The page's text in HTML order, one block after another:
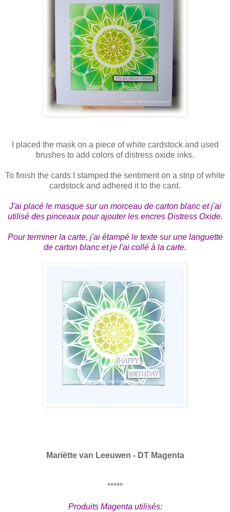
I placed the mask on a piece of white cardstock and used
brushes to add colors of distress oxide inks.
To finish the cards I stamped the sentiment on a strip of white
cardstock and adhered it to the card.
J'ai placé le masque sur un morceau de carton blanc et j'ai
utilisé des pinceaux pour ajouter les encres Distress Oxide.
Pour terminer la carte, j'ai étampé le texte sur une languette
de carton blanc et je l'ai collé à la carte.
Mariëtte van Leeuwen - DT Magenta
*****
Produits Magenta utilisés: